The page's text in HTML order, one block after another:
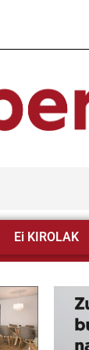
Ei KIROLAK